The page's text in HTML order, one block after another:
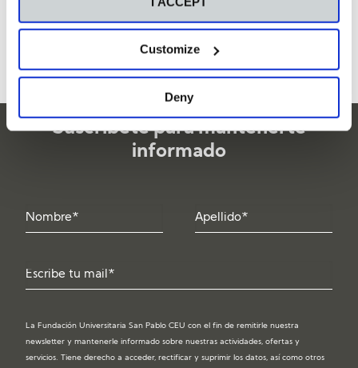
Customize
Deny
sistemas e indicadores de medición de impacto.
del impacto social y la contribución con los ODS.
Suscríbete para mantenerte
informado
La Fundación Universitaria San Pablo CEU con el fin de remitirle nuestra
newsletter y mantenerle informado sobre nuestras actividades, ofertas y
servicios. Tiene derecho a acceder, rectificar y suprimir los datos, así como otros